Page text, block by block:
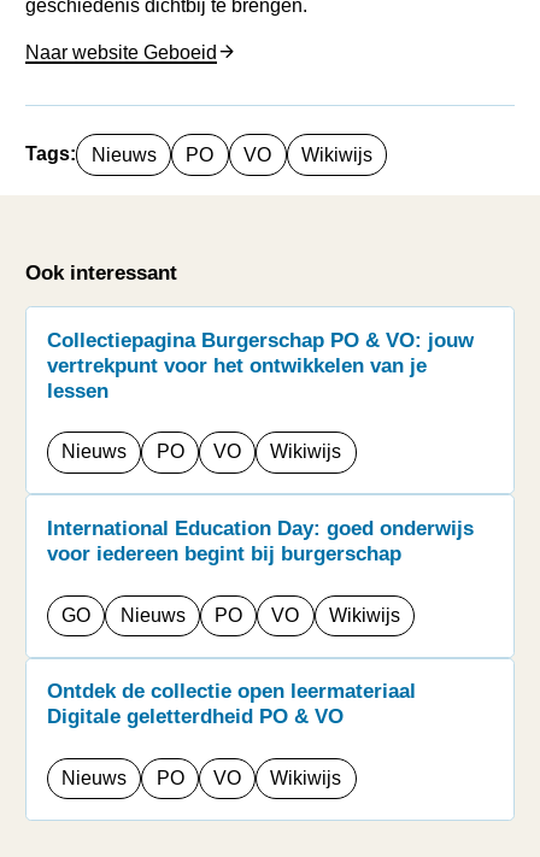
Naar website Geboeid
Tags: Nieuws PO VO Wikiwijs
Ook interessant
Collectiepagina Burgerschap PO & VO: jouw
vertrekpunt voor het ontwikkelen van je
lessen
Nieuws PO VO Wikiwijs
International Education Day: goed onderwijs
voor iedereen begint bij burgerschap
GO Nieuws PO VO Wikiwijs
Ontdek de collectie open leermateriaal
Digitale geletterdheid PO & VO
Nieuws PO VO Wikiwijs